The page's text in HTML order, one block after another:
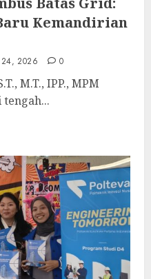
Kemandirian
24, 2026 0
M.T., IPP., MPM
tengah...